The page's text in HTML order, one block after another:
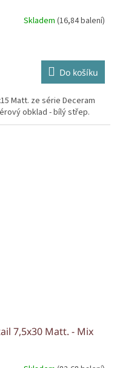
Skladem (16,84 balení)
Do košíku
Matt. ze série Deceram
obklad - bílý střep.
7,5x30 Matt. - Mix